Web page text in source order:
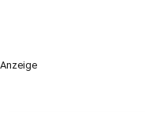
Anzeige